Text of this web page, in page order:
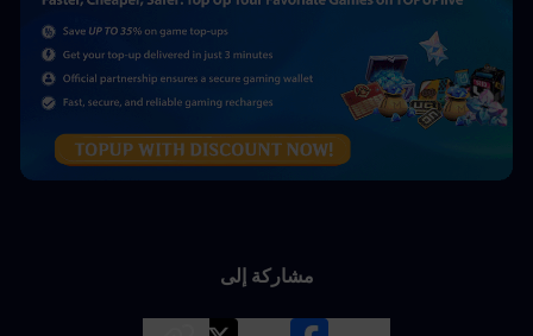
مشاركة إلى